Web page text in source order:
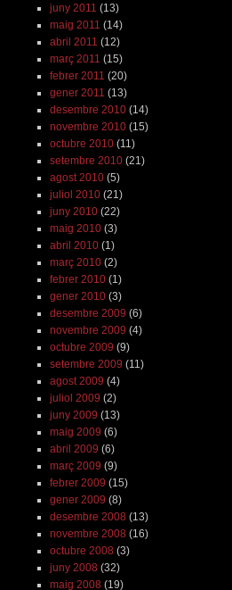
juny 2011 (13)
maig 2011 (14)
abril 2011 (12)
març 2011 (15)
febrer 2011 (20)
gener 2011 (13)
desembre 2010(14)
novembre 2010(15)
octubre 2010(11)
setembre 2010(21)
agost 2010(5)
juliol 2010(21)
juny 2010(22)
maig 2010(3)
abril 2010(1)
març 2010(2)
febrer 2010(1)
gener 2010(3)
desembre 2009 (6)
novembre 2009 (4)
octubre 2009 (9)
setembre 2009 (11)
agost 2009 (4)
juliol 2009 (2)
juny 2009 (13)
maig 2009 (6)
abril 2009 (6)
març 2009 (9)
febrer 2009 (15)
gener 2009 (8)
desembre 2008 (13)
novembre 2008 (16)
octubre 2008 (3)
juny 2008 (32)
maig 2008 (19)